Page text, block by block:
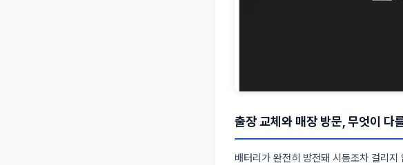
출장 교체와 매장 방문, 무엇이 다
배터리가 완전히 방전돼 시동조차 걸리